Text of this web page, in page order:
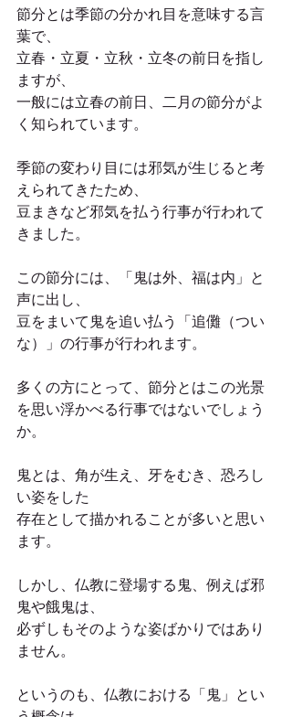
節分とは季節の分かれ目を意味する言
葉で、
立春・立夏・立秋・立冬の前日を指し
ますが、
一般には立春の前日、二月の節分がよ
く知られています。
季節の変わり目には邪気が生じると考
えられてきたため、
豆まきなど邪気を払う行事が行われて
きました。
この節分には、「鬼は外、福は内」と
声に出し、
豆をまいて鬼を追い払う「追儺（つい
な）」の行事が行われます。
多くの方にとって、節分とはこの光景
を思い浮かべる行事ではないでしょう
か。
鬼とは、角が生え、牙をむき、恐ろし
い姿をした
存在として描かれることが多いと思い
ます。
しかし、仏教に登場する鬼、例えば邪
鬼や餓鬼は、
必ずしもそのような姿ばかりではあり
ません。
というのも、仏教における「鬼」とい